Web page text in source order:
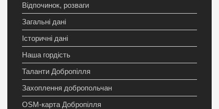
Відпочинок, розваги
Загальні дані
Історичні дані
Наша гордість
Таланти Добропілля
Захоплення добропольчан
OSM-карта Добропілля